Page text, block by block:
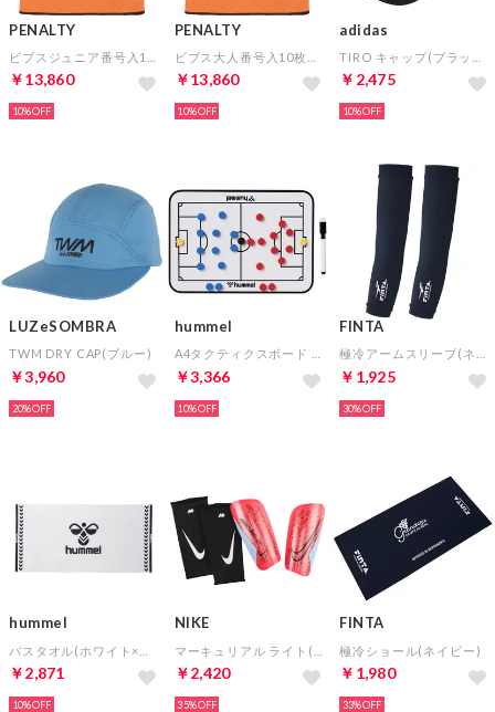
PENALTY
￥13,860
10%
PENALTY
￥13,860
10%
adidas
￥2,475
10%
LUZeSOMBRA
TWM DRY CAP(ブルー)
￥3,960
20%
hummel
￥3,366
10%
FINTA
￥1,925
30%
hummel
￥2,871
10%
NIKE
￥2,420
35%
FINTA
極冷ショール(ネイビー)
￥1,980
33%